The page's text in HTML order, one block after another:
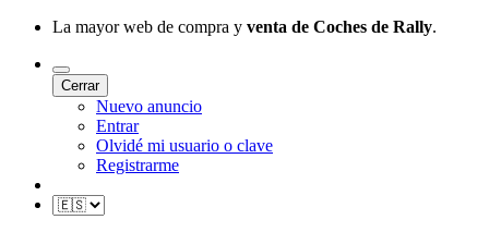
La mayor web de compra y venta de Coches de Rally.
Cerrar
Nuevo anuncio
Entrar
Olvidé mi usuario o clave
Registrarme